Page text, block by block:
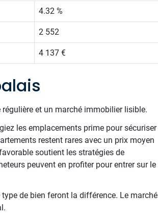
4.32 %
2 552
4 137 €
et un marché immobilier lisible.
les emplacements prime pour sécuriser
restent rares avec un prix moyen
soutient les stratégies de
peuvent en profiter pour entrer sur le
de bien feront la différence. Le marché